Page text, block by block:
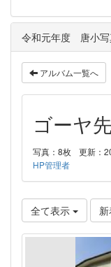
令和元年度 唐小写
アルバム一覧へ
ゴーヤ
写真：8枚 更新：
HP管理者
全て表示